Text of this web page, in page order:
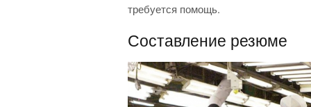
требуется помощь.
Составление резюме